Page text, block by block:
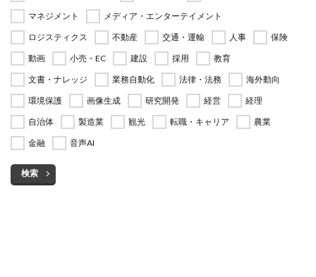
マネジメント
メディア・エンターテイメント
ロジスティクス
不動産 交通・運輸 人事
保険
動画
小売・EC 建設 採用
教育
文書・ナレッジ
業務自動化 法律・法務
海外動向
環境保護
画像生成 研究開発 経営
経理
自治体
製造業 観光 転職・キャリア
農業
金融
音声AI
検索